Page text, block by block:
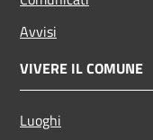
Avvisi
VIVERE IL COMUNE
Luoghi